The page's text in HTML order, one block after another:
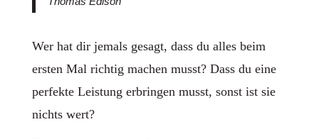
Wer hat dir jemals gesagt, dass du alles beim
ersten Mal richtig machen musst? Dass du eine
perfekte Leistung erbringen musst, sonst ist sie
nichts wert?